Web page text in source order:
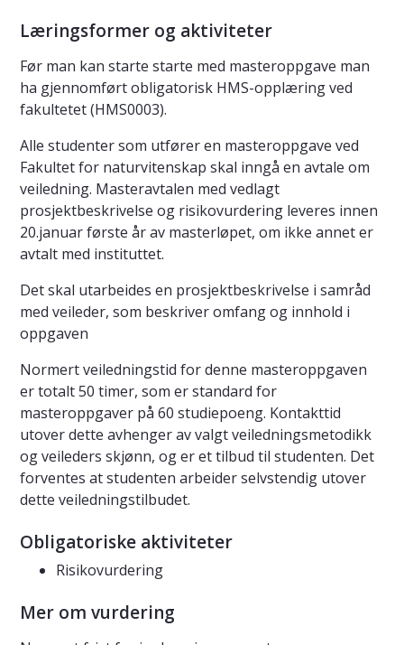
Læringsformer og aktiviteter
Før man kan starte starte med masteroppgave man
ha gjennomført obligatorisk HMS-opplæring ved
fakultetet (HMS0003).
Alle studenter som utfører en masteroppgave ved
Fakultet for naturvitenskap skal inngå en avtale om
veiledning. Masteravtalen med vedlagt
prosjektbeskrivelse og risikovurdering leveres innen
20.januar første år av masterløpet, om ikke annet er
avtalt med instituttet.
Det skal utarbeides en prosjektbeskrivelse i samråd
med veileder, som beskriver omfang og innhold i
oppgaven
Normert veiledningstid for denne masteroppgaven
er totalt 50 timer, som er standard for
masteroppgaver på 60 studiepoeng. Kontakttid
utover dette avhenger av valgt veiledningsmetodikk
og veileders skjønn, og er et tilbud til studenten. Det
forventes at studenten arbeider selvstendig utover
dette veiledningstilbudet.
Obligatoriske aktiviteter
Risikovurdering
Mer om vurdering